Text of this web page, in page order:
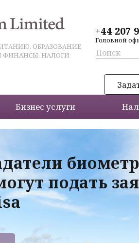
ОБРАЗОВАНИЕ,
ФИНАНСЫ, НАЛОГИ
+44 207
Головной
Бизнес услуги
подать